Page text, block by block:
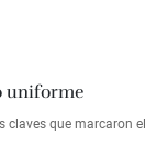
claves que marcaron el